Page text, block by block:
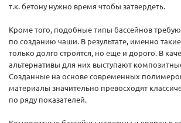
т.к. бетону нужно время чтобы затвердеть.
Кроме того, подобные типы бассейнов
по созданию чаши. В результате, именно
только долго строятся, но еще и дорого. В
альтернативы для них выступают
Созданные на основе современных
материалы значительно превосходят
по ряду показателей.